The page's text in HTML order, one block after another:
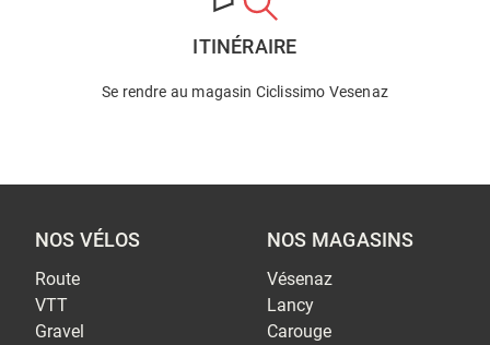
ITINÉRAIRE
Se rendre au magasin Ciclissimo Vesenaz
NOS VÉLOS
Route
VTT
Gravel
NOS MAGASINS
Vésenaz
Lancy
Carouge